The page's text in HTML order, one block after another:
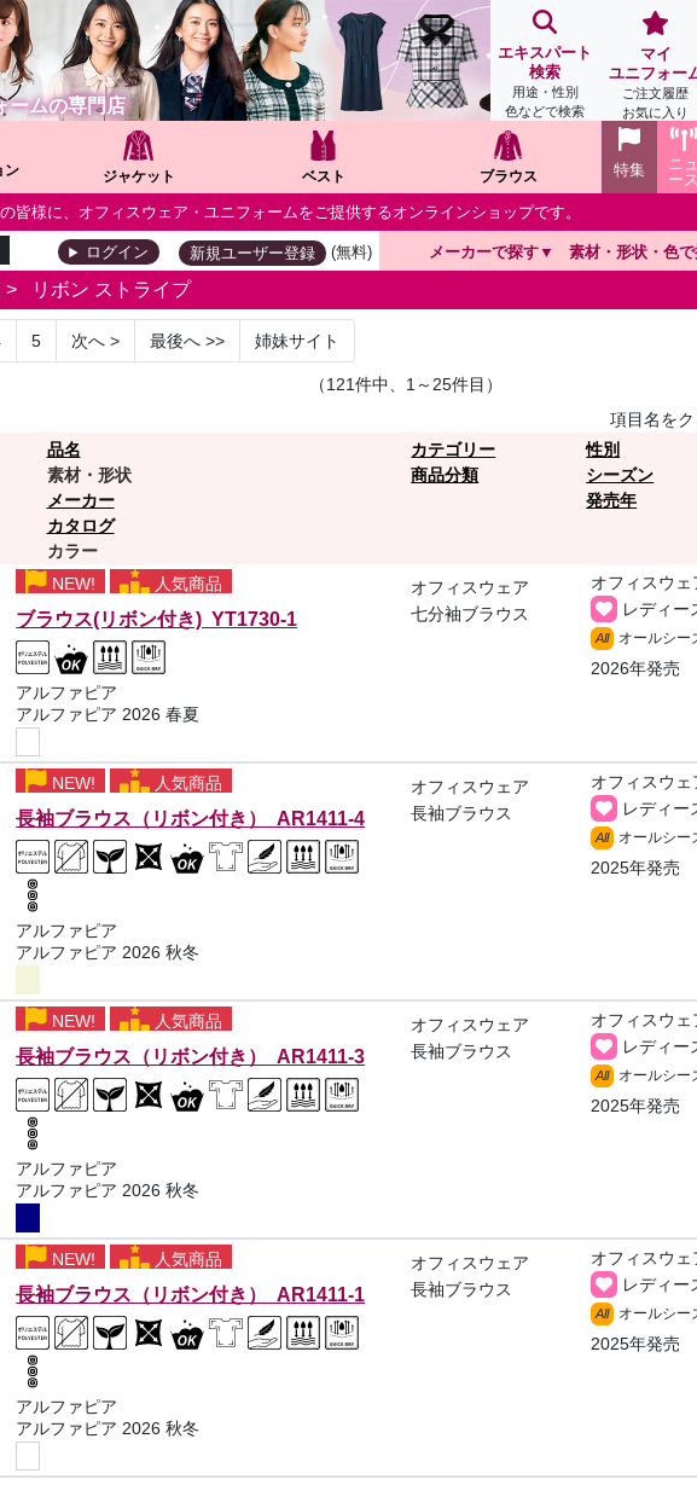
ームの専門店
エキスパート
検索
用途・性別
色などで検索
マイ
ユニフォー
ご注文履歴
お気に入り
ン
ジャケット ベスト ブラウス
ニュ
ース
特集
様に、オフィスウェア・ユニフォームをご提供するオンラインショップです。
ログイン 新規ユーザー登録 (無料) メーカーで探す 素材・形状・色
> リボン ストライプ
5 次へ> 最後へ>> 姉妹サイト
（121件中、1～25件目）
項目名をク
品名
素材・形状
メーカー
カタログ
カラー
カテゴリー
商品分類
性別
シーズン
発売年
NEW! 人気商品
ブラウス(リボン付き) YT1730-1
アルファピア
アルファピア 2026 春夏
オフィスウェア
七分袖ブラウス
オフィスウェ
レディー
All オールシー
2026年発売
NEW! 人気商品
長袖ブラウス（リボン付き） AR1411-4
アルファピア
アルファピア 2026 秋冬
オフィスウェア
長袖ブラウス
オフィスウェ
レディー
All オールシー
2025年発売
NEW! 人気商品
長袖ブラウス（リボン付き） AR1411-3
アルファピア
アルファピア 2026 秋冬
オフィスウェア
長袖ブラウス
オフィスウェ
レディー
All オールシー
2025年発売
NEW! 人気商品
長袖ブラウス（リボン付き） AR1411-1
アルファピア
アルファピア 2026 秋冬
オフィスウェア
長袖ブラウス
オフィスウェ
レディー
All オールシー
2025年発売